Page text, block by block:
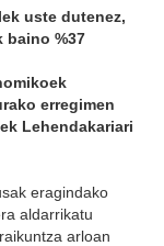
uste dutenez,
baino %37
erregimen
Lehendakariari
eragindako
aldarrikatu
arloan